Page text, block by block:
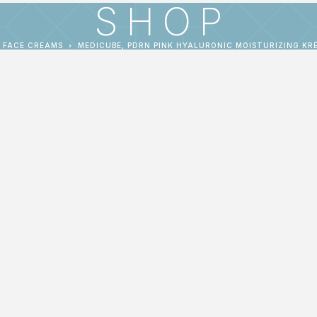
SHOP
FACE CREAMS MEDICUBE, PDRN PINK HYALURONIC MOISTURIZING